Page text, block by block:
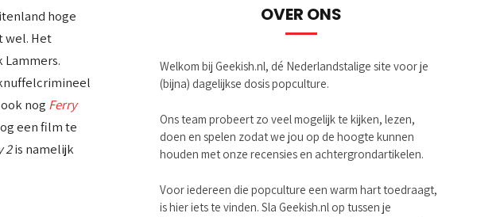
hoge
wel. Het
Lammers.
nog Ferry
een film te
2is namelijk
OVER ONS
Welkom bij Geekish.nl, dé Nederlandstalige site voor je
(bijna) dagelijkse dosis popculture.
Ons team probeert zo veel mogelijk te kijken, lezen,
doen en spelen zodat we jou op de hoogte kunnen
houden met onze recensies en achtergrondartikelen.
Voor iedereen die popculture een warm hart toedraagt,
is hier iets te vinden. Sla Geekish.nl op tussen je